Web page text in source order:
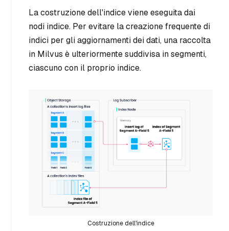
La costruzione dell'indice viene eseguita dai
nodi indice. Per evitare la creazione frequente di
indici per gli aggiornamenti dei dati, una raccolta
in Milvus è ulteriormente suddivisa in segmenti,
ciascuno con il proprio indice.
Costruzione dell'indice